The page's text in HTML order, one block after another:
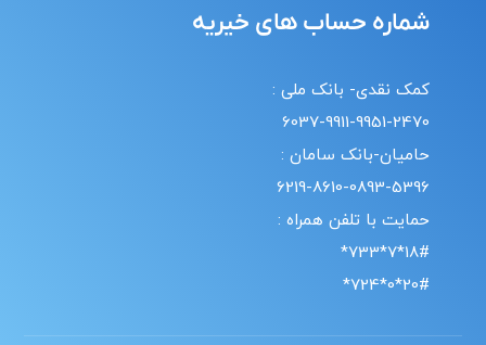
شماره حساب های خیریه
کمک نقدی- بانک ملی :
6037-9911-9951-2470
حامیان-بانک سامان :
6219-8610-0893-5396
حمایت با تلفن همراه :
18#*7*733*
20#*0*724*